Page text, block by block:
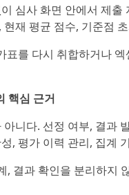
심사 화면 안에서 제
재 평균 점수, 기준점
표를 다시 취합하거나
핵심 근거
니다. 선정 여부, 결과
, 평가 이력 관리, 집계
, 결과 확인을 분리하